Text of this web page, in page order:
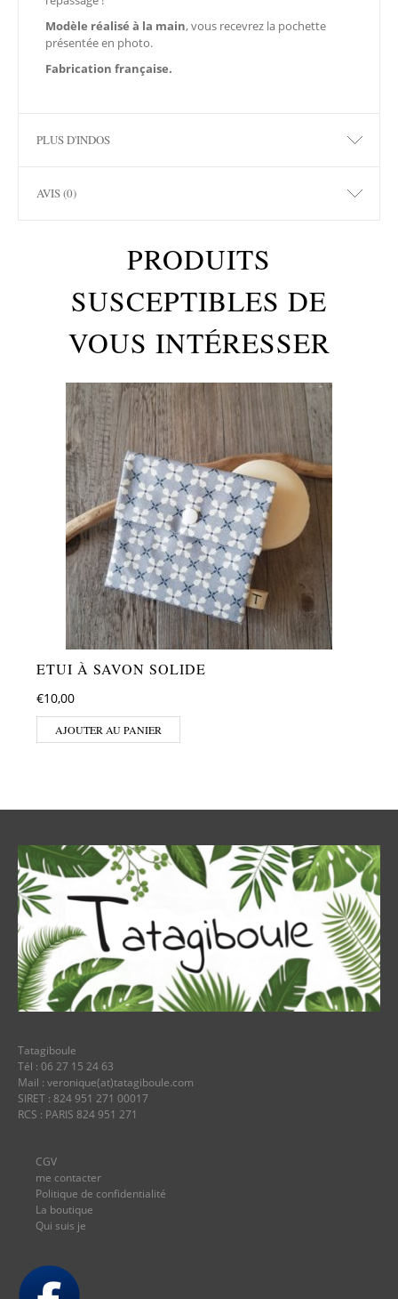
Modèle réalisé à la main, vous recevrez la pochette
présentée en photo.
Fabrication française.
PLUS D'INDOS
AVIS (0)
PRODUITS
SUSCEPTIBLES DE
VOUS INTÉRESSER
ETUI À SAVON SOLIDE
€10,00
AJOUTER AU PANIER
Tatagiboule
Tél : 06 27 15 24 63
Mail : veronique(at)tatagiboule.com
SIRET : 824 951 271 00017
RCS : PARIS 824 951 271
CGV
me contacter
Politique de confidentialité
La boutique
Qui suis je